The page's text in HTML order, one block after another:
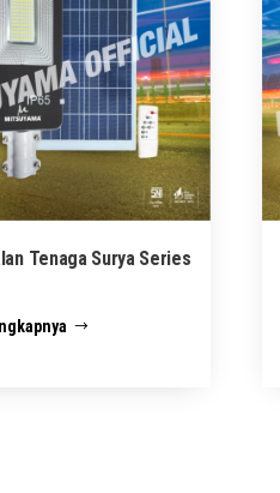
Tenaga Surya Series